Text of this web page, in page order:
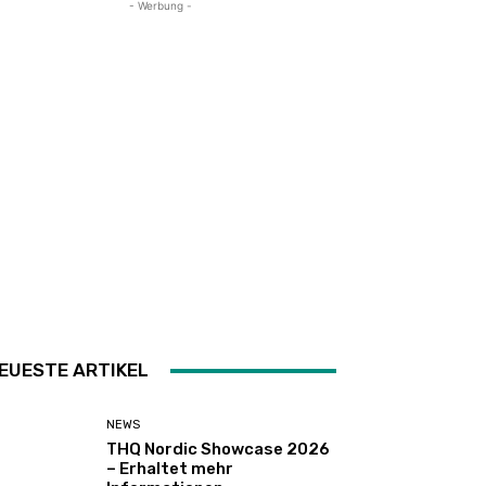
- Werbung -
ARTIKEL
NEWS
THQ Nordic Showcase 2026
– Erhaltet mehr